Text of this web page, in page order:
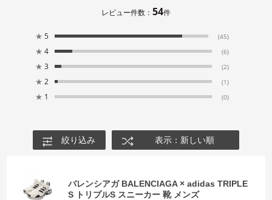
レビュー件数： 54件
★ 5 (45)
★ 4 (6)
★ 3 (2)
★ 2 (1)
★ 1 (0)
絞り込み 表示：新しい順
バレンシアガ BALENCIAGA × adidas TRIPLE
S トリプルS スニーカー 靴 メンズ